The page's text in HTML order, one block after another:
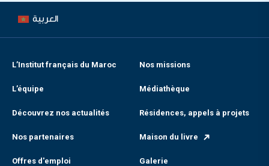
العربية
L’Institut français du Maroc Nos missions
L’équipe Médiathèque
Découvrez nos actualités Résidences, appels à projets
Nos partenaires Maison du livre
Offres d'emploi Galerie